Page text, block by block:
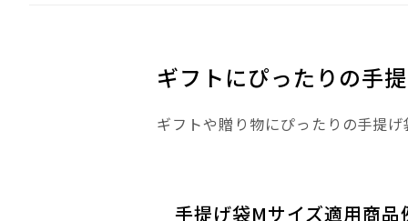
ギフトにぴったりの手
ギフトや贈り物にぴったりの手提
手提げ袋Mサイズ適用商品